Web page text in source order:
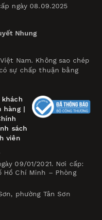
ngày 08.09.2025
Nhung
Nam. Không sao chép
sự chấp thuận bằng
hàng|
sách
viên
09/01/2021. Nơi cấp:
Chí Minh – Phòng
phường Tân Sơn